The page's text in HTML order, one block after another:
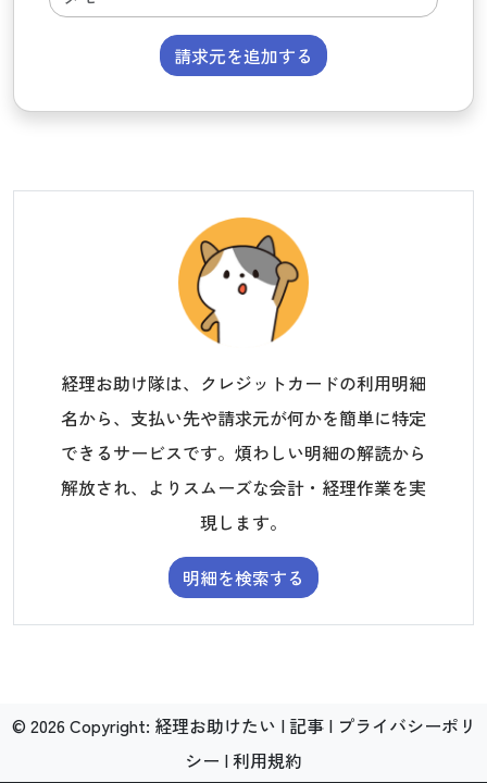
請求元を追加する
経理お助け隊は、クレジットカードの利用明細
名から、支払い先や請求元が何かを簡単に特定
できるサービスです。煩わしい明細の解読から
解放され、よりスムーズな会計・経理作業を実
現します。
明細を検索する
© 2026 Copyright: 経理お助けたい |記事| プライバシーポリ
シー |利用規約